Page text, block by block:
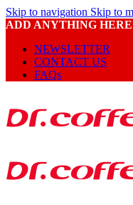
Skip to navigation Skip to
ADD ANYTHING
NEWSLETTER
CONTACT US
FAQs